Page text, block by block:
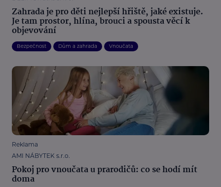
Zahrada je pro děti nejlepší hřiště, jaké existuje.
Je tam prostor, hlína, brouci a spousta věcí k
objevování
Bezpečnost Dům a zahrada Vnoučata
Reklama
AMI NÁBYTEK s.r.o.
Pokoj pro vnoučata u prarodičů: co se hodí mít
doma